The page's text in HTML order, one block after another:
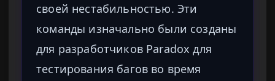
своей нестабильностью. Эти
команды изначально были созданы
для разработчиков Paradox для
тестирования багов во время